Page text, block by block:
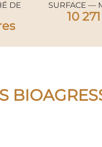
DE
SURFACE —
10